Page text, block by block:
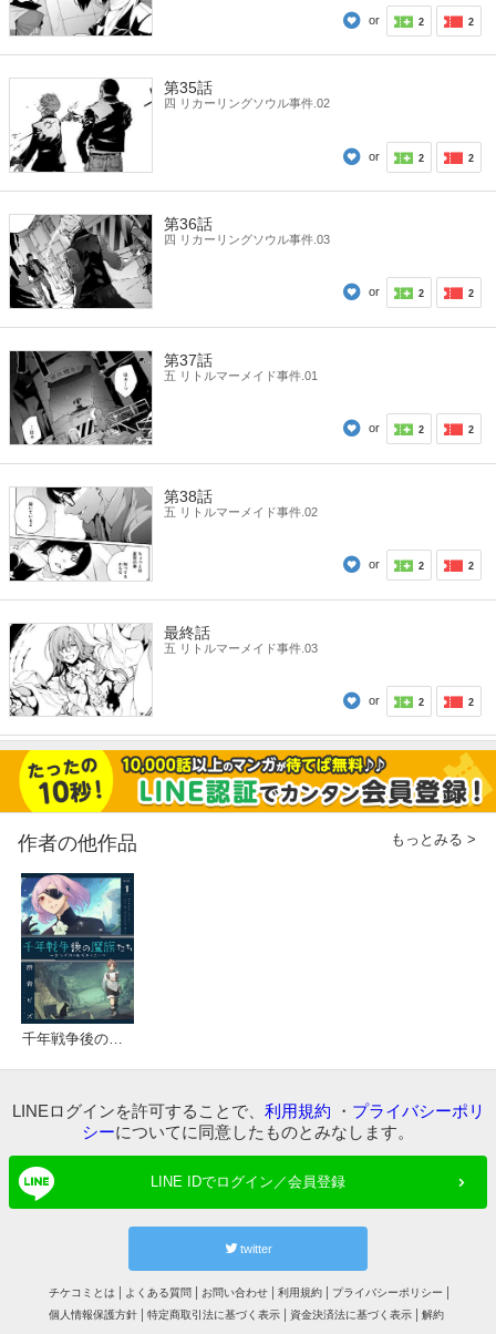
or 2 2
第35話
四 リカーリングソウル事件.02
or 2 2
第36話
四 リカーリングソウル事件.03
or 2 2
第37話
五 リトルマーメイド事件.01
or 2 2
第38話
五 リトルマーメイド事件.02
or 2 2
最終話
五 リトルマーメイド事件.03
or 2 2
作者の他作品 もっとみる >
千年戦争後の魔族たち～エンドロールジャーニー～
LINEログインを許可することで、 利用規約 ・ プライバシーポリ
シーについてに同意したものとみなします。
LINE IDでログイン／会員登録
twitter
チケコミとは よくある質問 お問い合わせ 利用規約
プライバシーポリシー
個人情報保護方針
特定商取引法に基づく表示 資金決済法に基づく表示 解約